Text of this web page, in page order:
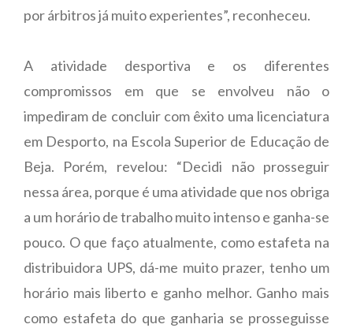
por árbitros já muito experientes”, reconheceu.
A atividade desportiva e os diferentes
compromissos em que se envolveu não o
impediram de concluir com êxito uma licenciatura
em Desporto, na Escola Superior de Educação de
Beja. Porém, revelou: “Decidi não prosseguir
nessa área, porque é uma atividade que nos obriga
a um horário de trabalho muito intenso e ganha-se
pouco. O que faço atualmente, como estafeta na
distribuidora UPS, dá-me muito prazer, tenho um
horário mais liberto e ganho melhor. Ganho mais
como estafeta do que ganharia se prosseguisse